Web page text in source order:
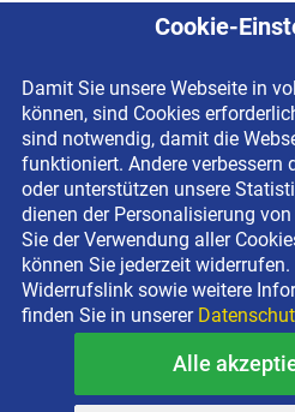
Höhenzugang für
Drainage verlegen
Fassadenreinigung
Terrasse anlegen
Ladenbau
Copyright © 2026 BEYER-
Kostenlose
Cookie-
Damit Sie unsere Webseite in
können, sind Cookies
sind notwendig, damit die
funktioniert. Andere verbessern
oder unterstützen unsere
dienen der Personalisierung
Sie der Verwendung aller
können Sie jederzeit
Widerrufslink sowie weitere
finden Sie in unserer
Alle